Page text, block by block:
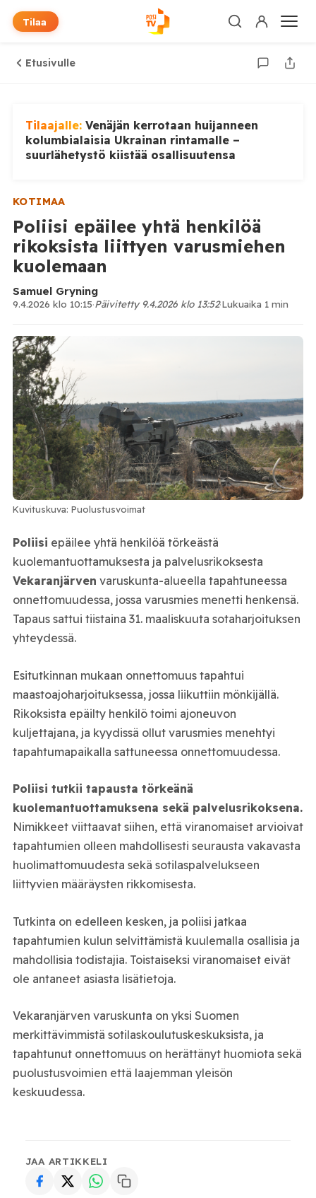
Tilaa
Etusivulle
Tilaajalle: Venäjän kerrotaan huijanneen
kolumbialaisia Ukrainan rintamalle –
suurlähetystö kiistää osallisuutensa
KOTIMAA
Poliisi epäilee yhtä henkilöä
rikoksista liittyen varusmiehen
kuolemaan
Samuel Gryning
9.4.2026 klo 10:15·Päivitetty 9.4.2026 klo 13:52·Lukuaika 1 min
Kuvituskuva: Puolustusvoimat
Poliisi epäilee yhtä henkilöä törkeästä
kuolemantuottamuksesta ja palvelusrikoksesta
Vekaranjärven varuskunta-alueella tapahtuneessa
onnettomuudessa, jossa varusmies menetti henkensä.
Tapaus sattui tiistaina 31. maaliskuuta sotaharjoituksen
yhteydessä.
Esitutkinnan mukaan onnettomuus tapahtui
maastoajoharjoituksessa, jossa liikuttiin mönkijällä.
Rikoksista epäilty henkilö toimi ajoneuvon
kuljettajana, ja kyydissä ollut varusmies menehtyi
tapahtumapaikalla sattuneessa onnettomuudessa.
Poliisi tutkii tapausta törkeänä
kuolemantuottamuksena sekä palvelusrikoksena.
Nimikkeet viittaavat siihen, että viranomaiset arvioivat
tapahtumien olleen mahdollisesti seurausta vakavasta
huolimattomuudesta sekä sotilaspalvelukseen
liittyvien määräysten rikkomisesta.
Tutkinta on edelleen kesken, ja poliisi jatkaa
tapahtumien kulun selvittämistä kuulemalla osallisia ja
mahdollisia todistajia. Toistaiseksi viranomaiset eivät
ole antaneet asiasta lisätietoja.
Vekaranjärven varuskunta on yksi Suomen
merkittävimmistä sotilaskoulutuskeskuksista, ja
tapahtunut onnettomuus on herättänyt huomiota sekä
puolustusvoimien että laajemman yleisön
keskuudessa.
JAA ARTIKKELI